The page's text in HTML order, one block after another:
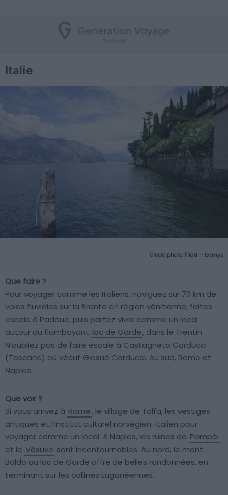
Italie
Crédit photo: Flickr – barnyz
Que faire ?
Pour voyager comme les Italiens, naviguez sur 70 km de
voies fluviales sur la Brenta en région vénitienne, faites
escale à Padoue, puis partez vivre comme un local
autour du flamboyant lac de Garde, dans le Trentin.
N’oubliez pas de faire escale à Castagneto Carducci
(Toscane) où vécut Giosuè Carducci. Au sud, Rome et
Naples.
Que voir ?
Si vous arrivez à Rome, le village de Tolfa, les vestiges
antiques et l’Institut culturel norvégien-italien pour
voyager comme un local. A Naples, les ruines de Pompéi
et le Vésuve sont incontournables. Au nord, le mont
Baldo au lac de Garde offre de belles randonnées, en
terminant sur les collines Euganéennes.